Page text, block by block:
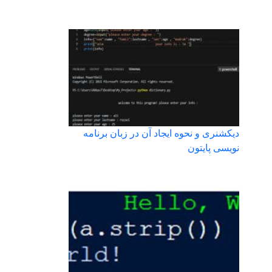
دیکشنری و نحوه ایجاد آن در زبان برنامه
نویسی پایتون